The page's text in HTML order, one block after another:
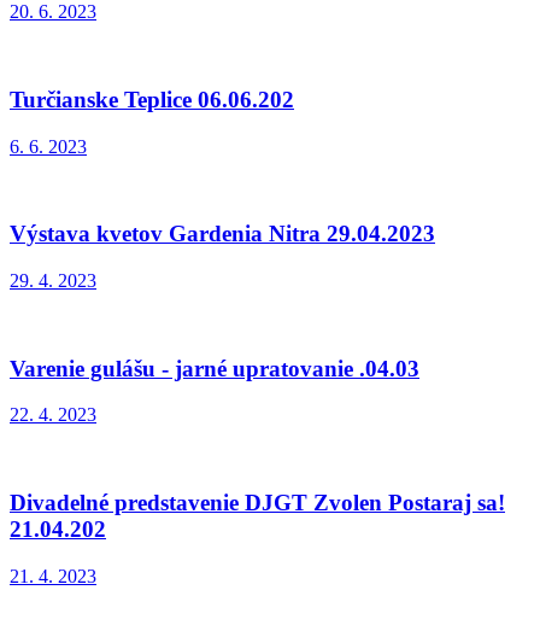
20. 6. 2023
Turčianske Teplice 06.06.202
6. 6. 2023
Výstava kvetov Gardenia Nitra 29.04.2023
29. 4. 2023
Varenie gulášu - jarné upratovanie .04.03
22. 4. 2023
Divadelné predstavenie DJGT Zvolen Postaraj sa!
21.04.202
21. 4. 2023